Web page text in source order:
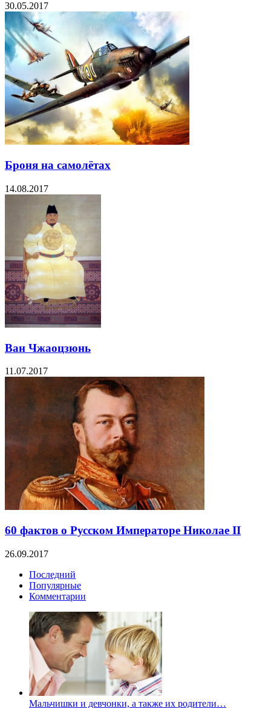
30.05.2017
Броня на самолётах
14.08.2017
Ван Чжаоцзюнь
11.07.2017
60 фактов о Русском Императоре Николае II
26.09.2017
Последний
Популярные
Комментарии
Мальчишки и девчонки, а также их родители…